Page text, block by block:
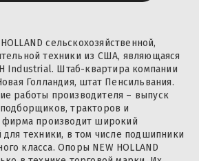
сельскохозяйственной,
техники из США, являющаяся
Industrial. Штаб-квартира компании
Голландия, штат Пенсильвания.
работы производителя – выпуск
тракторов и
фирма производит широкий
для техники, в том числе подшипники
класса. Опоры NEW HOLLAND